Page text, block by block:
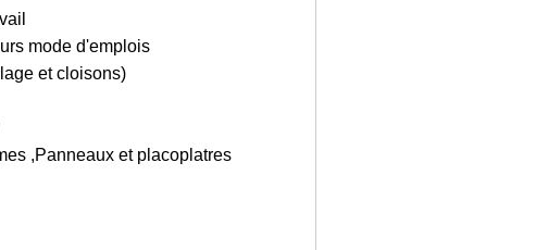
mode d'emplois
et cloisons)
,Panneaux et placoplatres